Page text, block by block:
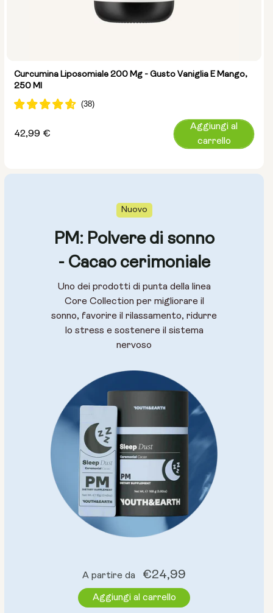
Curcumina Liposomiale 200 Mg - Gusto Vaniglia E Mango,
250 Ml
Prezzo
42,99 €
Aggiungi al
carrello
Nuovo
PM: Polvere di sonno
- Cacao cerimoniale
Uno dei prodotti di punta della linea
Core Collection per migliorare il
sonno, favorire il rilassamento, ridurre
lo stress e sostenere il sistema
nervoso
Prezzo
normale
A partire da €24,99
Aggiungi al carrello